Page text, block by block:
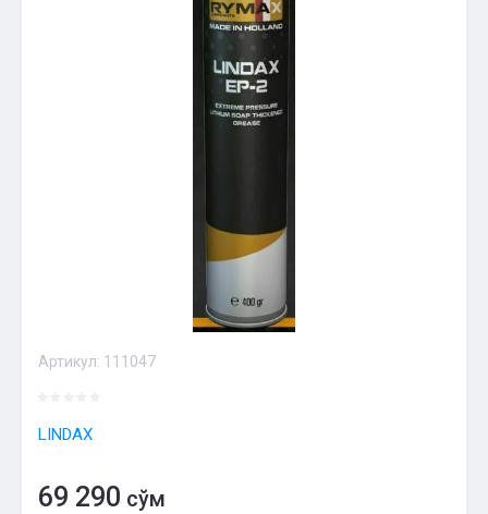
Артикул: 111047
LINDAX
69 290 сўм